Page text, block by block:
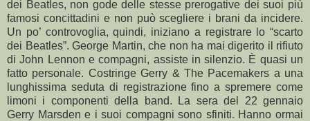
dei Beatles, non gode delle stesse prerogative dei suoi più
famosi concittadini e non può scegliere i brani da incidere.
Un po’ controvoglia, quindi, iniziano a registrare lo “scarto
dei Beatles”. George Martin, che non ha mai digerito il rifiuto
di John Lennon e compagni, assiste in silenzio. È quasi un
fatto personale. Costringe Gerry & The Pacemakers a una
lunghissima seduta di registrazione fino a spremere come
limoni i componenti della band. La sera del 22 gennaio
Gerry Marsden e i suoi compagni sono sfiniti. Hanno ormai